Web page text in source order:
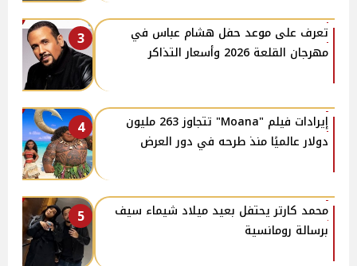
3
تعرف على موعد حفل هشام عباس في
مهرجان القلعة 2026 وأسعار التذاكر
4
إيرادات فيلم "Moana" تتجاوز 263 مليون
دولار عالميًا منذ طرحه في دور العرض
5
محمد كارتر يحتفل بعيد ميلاد شيماء سيف
برسالة رومانسية